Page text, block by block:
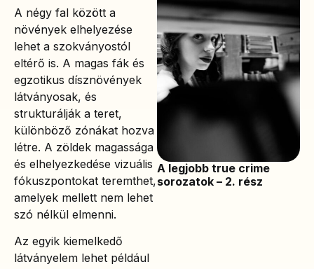
A négy fal között a
növények elhelyezése
lehet a szokványostól
eltérő is. A magas fák és
egzotikus dísznövények
látványosak, és
strukturálják a teret,
különböző zónákat hozva
létre. A zöldek magassága
és elhelyezkedése vizuális
fókuszpontokat teremthet,
amelyek mellett nem lehet
szó nélkül elmenni.
Az egyik kiemelkedő
látványelem lehet például
A legjobb true crime
sorozatok – 2. rész